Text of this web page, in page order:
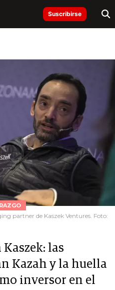
Suscribirse
partner de Kaszek Ventures. Foto:
las
Kazah y la huella
inversor en el